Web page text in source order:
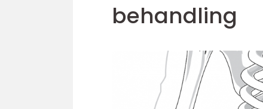
behandling